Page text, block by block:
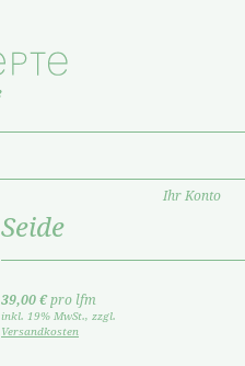
Ihr Konto
Seide
39,00 €pro lfm
inkl. 19% MwSt., zzgl.
Versandkosten